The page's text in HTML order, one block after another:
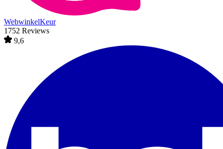
WebwinkelKeur
1752 Reviews
9,6